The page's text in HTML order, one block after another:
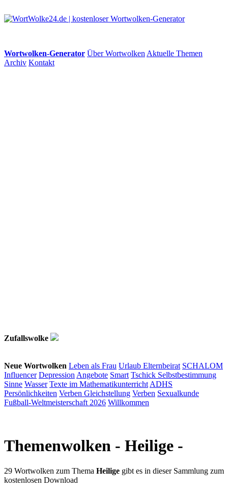
Wortwolken-Generator Über Wortwolken Aktuelle Themen
Archiv Kontakt
Zufallswolke
Neue Wortwolken Leben als Frau Urlaub Elternbeirat SCHALOM
Influencer Depression Angebote Smart Tschick Selbstbestimmung
Sinne Wasser Texte im Mathematikunterricht ADHS
Persönlichkeiten Verben Gleichstellung Verben Sexualkunde
Fußball-Weltmeisterschaft 2026 Willkommen
Themenwolken - Heilige -
29 Wortwolken zum Thema Heilige gibt es in dieser Sammlung zum
kostenlosen Download